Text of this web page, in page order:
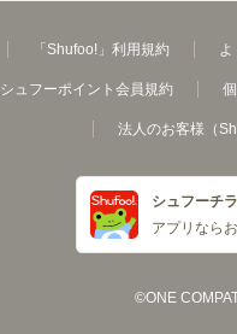
「Shufoo!」利用規約 よ
シュフーポイント会員規約
法人のお客様（
シュフーチ
アプリなら
©ONE